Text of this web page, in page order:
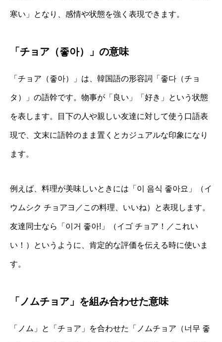
寒い」となり、感情や状態を強く表現できます。
「チョア（좋아）」の意味
「チョア（좋아）」は、韓国語の形容詞「좋다（チョ
タ）」の語幹です。物事が「良い」「好き」という状態
を表します。目下の人や親しい友達に対して使う口語表
現で、文末に語幹のまま置くとカジュアルな印象になり
ます。
例えば、料理が美味しいときには「이 음식 좋아요」（イ
ウムシク チョアヨ／この料理、いいね）と表現します。
友達同士なら「이거 좋아!」（イゴ チョア！／これい
い！）というように、肯定的な評価を伝える時に使いま
す。
「ノムチョア」を組み合わせた意味
「ノム」と「チョア」を合わせた「ノムチョア（너무 좋